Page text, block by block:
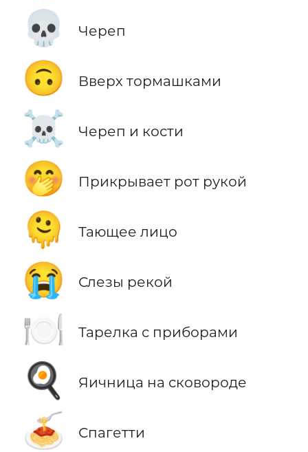
💀 Череп
🙃 Вверх тормашками
☠️ Череп и кости
🤭 Прикрывает рот рукой
🫠 Тающее лицо
😭 Слезы рекой
🍽️ Тарелка с приборами
🍳 Яичница на сковороде
🍝 Спагетти